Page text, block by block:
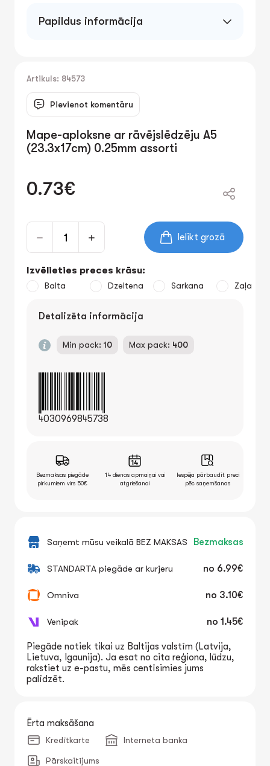
Papildus informācija
Artikuls: 84573
Pievienot komentāru
Mape-aploksne ar rāvējslēdzēju A5
(23.3x17cm) 0.25mm assorti
0.73€
Ielikt grozā
Izvēlieties preces krāsu:
Balta Dzeltena Sarkana Zaļa
Detalizēta informācija
Min pack: 10 Max pack: 400
4030969845738
Bezmaksas piegāde
pirkumiem virs 50€
14 dienas apmaiņai vai
atgriešanai
Iespēja pārbaudīt preci
pēc saņemšanas
Saņemt mūsu veikalā BEZ MAKSAS Bezmaksas
STANDARTA piegāde ar kurjeru no 6.99€
Omniva no 3.10€
Venipak no 1.45€
Piegāde notiek tikai uz Baltijas valstīm (Latvija,
Lietuva, Igaunija). Ja esat no cita reģiona, lūdzu,
rakstiet uz e-pastu, mēs centīsimies jums
palīdzēt.
Ērta maksāšana
Kredītkarte Interneta banka
Pārskaitījums